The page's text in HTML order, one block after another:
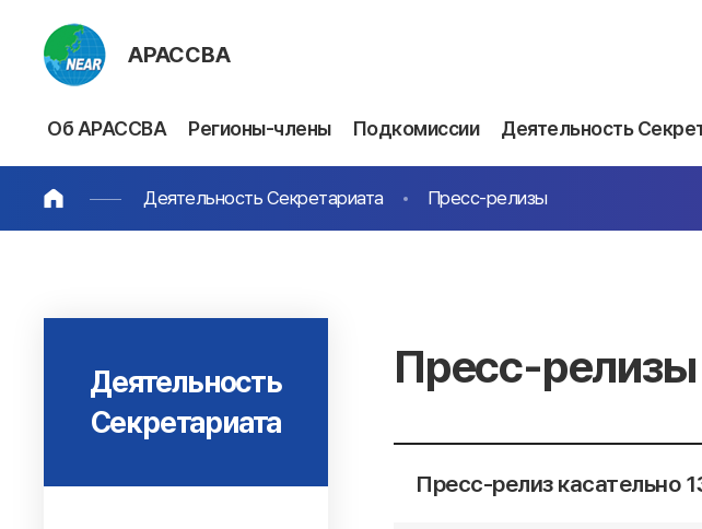
АРАССВА
Об АРАССВА Регионы-члены Подкомиссии Деятельность
Деятельность Секретариата Пресс-релизы
Деятельность
Секретариата
Пресс-релизы
Пресс-релиз касательно